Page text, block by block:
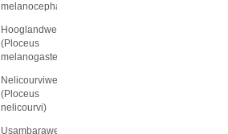
melanocephalus)
Hooglandwever
(Ploceus
melanogaster)
Nelicourviwever
(Ploceus
nelicourvi)
Usambarawever